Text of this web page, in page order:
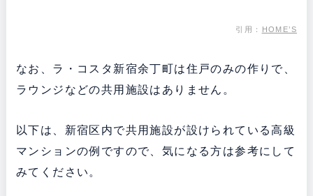
引用： HOME’S
なお、ラ・コスタ新宿余丁町は住戸のみの作りで、
ラウンジなどの共用施設はありません。
以下は、新宿区内で共用施設が設けられている高級
マンションの例ですので、気になる方は参考にして
みてください。